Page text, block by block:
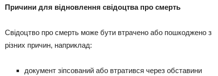
Причини для відновлення свідоцтва про смерть
Свідоцтво про смерть може бути втрачено або пошкоджено з
різних причин, наприклад:
документ зіпсований або втратився через обставини